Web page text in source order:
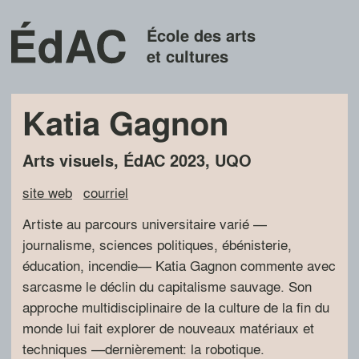
École des arts
et cultures
Katia Gagnon
Arts visuels, ÉdAC 2023, UQO
site web courriel
Artiste au parcours universitaire varié —
journalisme, sciences politiques, ébénisterie,
éducation, incendie— Katia Gagnon commente avec
sarcasme le déclin du capitalisme sauvage. Son
approche multidisciplinaire de la culture de la fin du
monde lui fait explorer de nouveaux matériaux et
techniques —dernièrement: la robotique.